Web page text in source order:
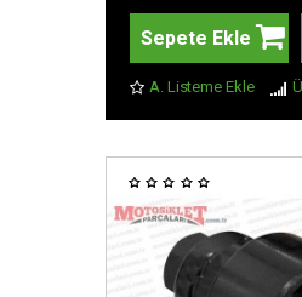
Sepete Ekle
A. Listeme Ekle